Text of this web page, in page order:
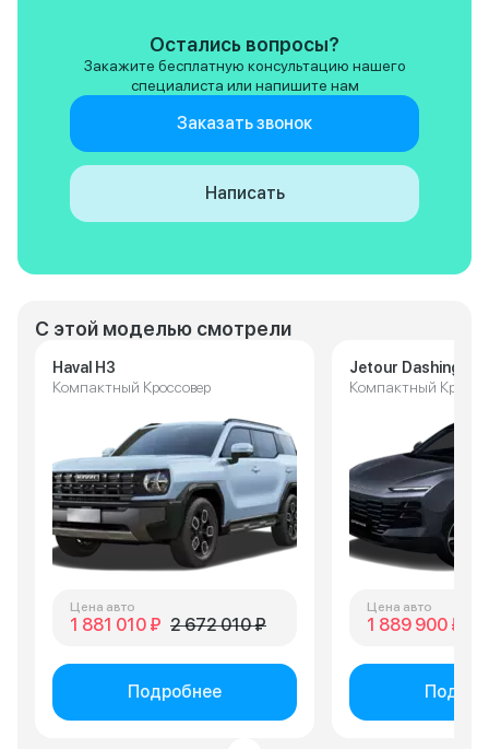
С этой моделью смотрели
Haval H3
Компактный Кроссовер
Цена авто
1 881 010 ₽ 2 672 010 ₽
Подробнее
Jetour Dashing
Компактный
Цена авто
1 889 900 ₽
Остались вопросы?
Закажите бесплатную консультацию нашего
специалиста или напишите нам
Заказать звонок
Написать